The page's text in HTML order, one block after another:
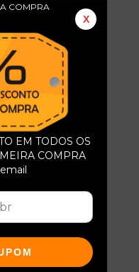
COMPRA
X
EM TODOS OS
COMPRA
Think / Its Easy /